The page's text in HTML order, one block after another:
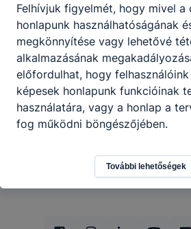
Felhívjuk figyelmét, hogy mivel a
honlapunk használhatóságának
megkönnyítése vagy lehetővé
alkalmazásának
előfordulhat, hogy felhasználóink
képesek honlapunk funkcióinak
használatára, vagy a honlap a
fog működni böngészőjében.
További lehetőségek